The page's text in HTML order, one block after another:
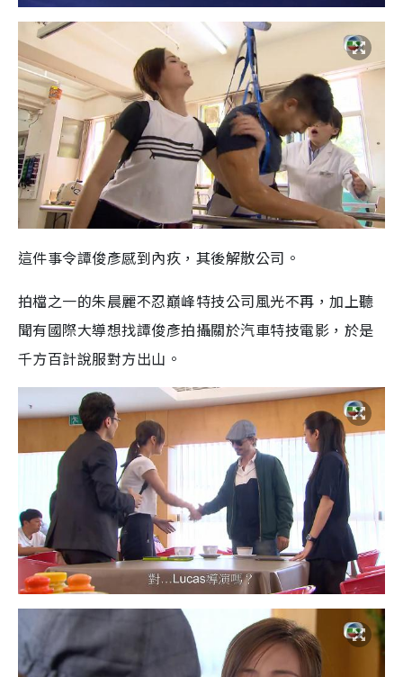
這件事令譚俊彥感到內疚，其後解散公司。
拍檔之一的朱晨麗不忍巔峰特技公司風光不再，加上聽
聞有國際大導想找譚俊彥拍攝關於汽車特技電影，於是
千方百計說服對方出山。